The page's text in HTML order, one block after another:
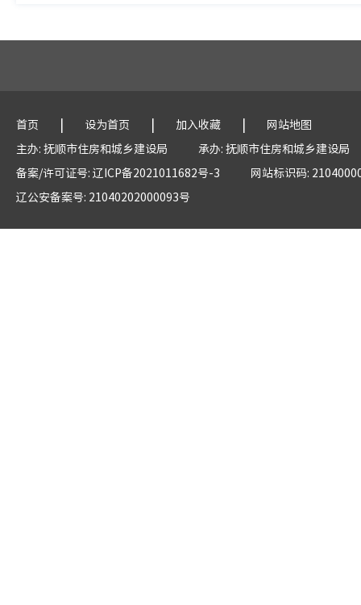
首页 | 设为首页 | 加入收藏 |
网站地图
主办: 抚顺市住房和城乡建设局
承办: 抚顺市住房和城乡建设局
备案/许可证号: 辽ICP备2021011682号-3
网站标识码:
辽公安备案号: 21040202000093号